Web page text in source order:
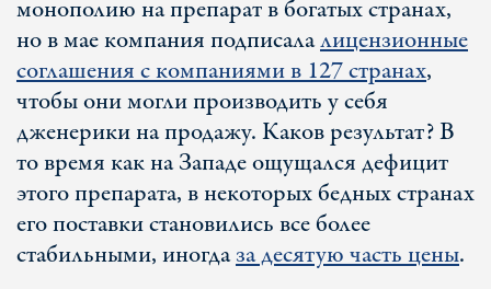
монополию на препарат в богатых странах,
но в мае компания подписалалицензионные
соглашения с компаниями в 127 странах,
чтобы они могли производить у себя
дженерики на продажу. Каков результат? В
то время как на Западе ощущался дефицит
этого препарата, в некоторых бедных странах
его поставки становились все более
стабильными, иногдаза десятую часть цены.